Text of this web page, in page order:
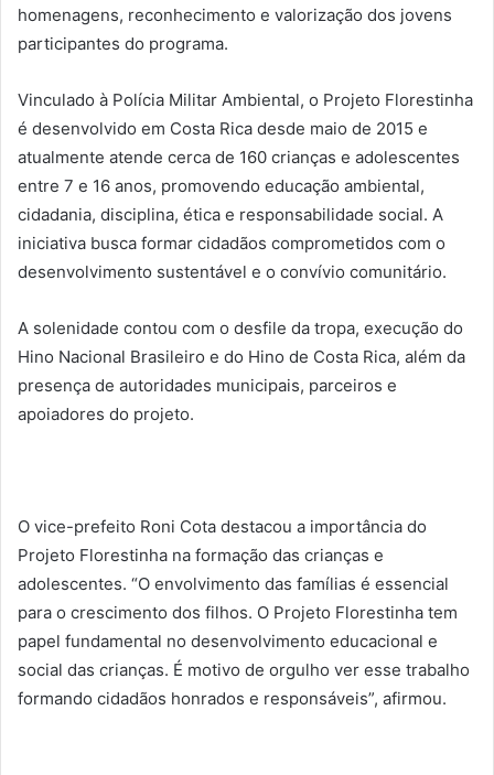
homenagens, reconhecimento e valorização dos jovens
participantes do programa.
Vinculado à Polícia Militar Ambiental, o Projeto Florestinha
é desenvolvido em Costa Rica desde maio de 2015 e
atualmente atende cerca de 160 crianças e adolescentes
entre 7 e 16 anos, promovendo educação ambiental,
cidadania, disciplina, ética e responsabilidade social. A
iniciativa busca formar cidadãos comprometidos com o
desenvolvimento sustentável e o convívio comunitário.
A solenidade contou com o desfile da tropa, execução do
Hino Nacional Brasileiro e do Hino de Costa Rica, além da
presença de autoridades municipais, parceiros e
apoiadores do projeto.
O vice-prefeito Roni Cota destacou a importância do
Projeto Florestinha na formação das crianças e
adolescentes. “O envolvimento das famílias é essencial
para o crescimento dos filhos. O Projeto Florestinha tem
papel fundamental no desenvolvimento educacional e
social das crianças. É motivo de orgulho ver esse trabalho
formando cidadãos honrados e responsáveis”, afirmou.